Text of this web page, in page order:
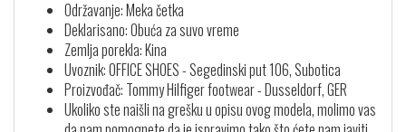
Održavanje: Meka četka
Deklarisano: Obuća za suvo vreme
Zemlja porekla: Kina
Uvoznik: OFFICE SHOES - Segedinski put 106, Subotica
Proizvođač: Tommy Hilfiger footwear - Dusseldorf, GER
Ukoliko ste naišli na grešku u opisu ovog modela, molimo vas